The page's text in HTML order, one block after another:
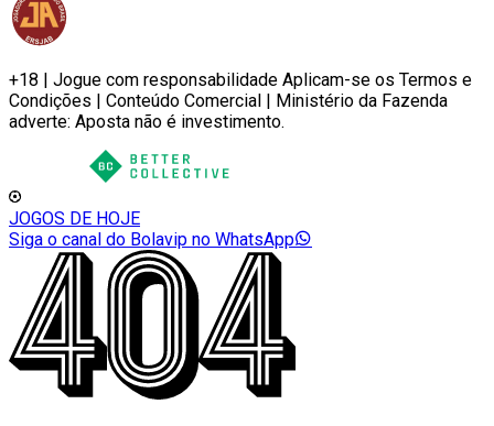
+18 | Jogue com responsabilidade Aplicam-se os Termos e
Condições | Conteúdo Comercial | Ministério da Fazenda
adverte: Aposta não é investimento.
JOGOS DE HOJE
Siga o canal do Bolavip no WhatsApp